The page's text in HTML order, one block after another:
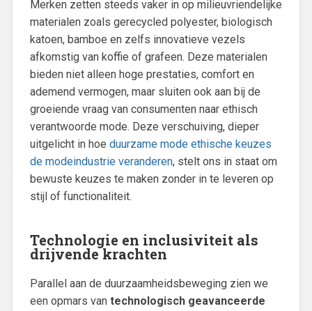
Merken zetten steeds vaker in op milieuvriendelijke
materialen zoals gerecycled polyester, biologisch
katoen, bamboe en zelfs innovatieve vezels
afkomstig van koffie of grafeen. Deze materialen
bieden niet alleen hoge prestaties, comfort en
ademend vermogen, maar sluiten ook aan bij de
groeiende vraag van consumenten naar ethisch
verantwoorde mode. Deze verschuiving, dieper
uitgelicht in hoe duurzame mode ethische keuzes
de modeindustrie veranderen, stelt ons in staat om
bewuste keuzes te maken zonder in te leveren op
stijl of functionaliteit.
Technologie en inclusiviteit als
drijvende krachten
Parallel aan de duurzaamheidsbeweging zien we
een opmars van technologisch geavanceerde